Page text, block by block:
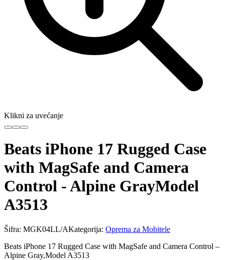
Klikni za uvećanje
Beats iPhone 17 Rugged Case
with MagSafe and Camera
Control - Alpine GrayModel
A3513
Šifra: MGK04LL/AKategorija: Oprema za Mobitele
Beats iPhone 17 Rugged Case with MagSafe and Camera Control –
Alpine Gray,Model A3513